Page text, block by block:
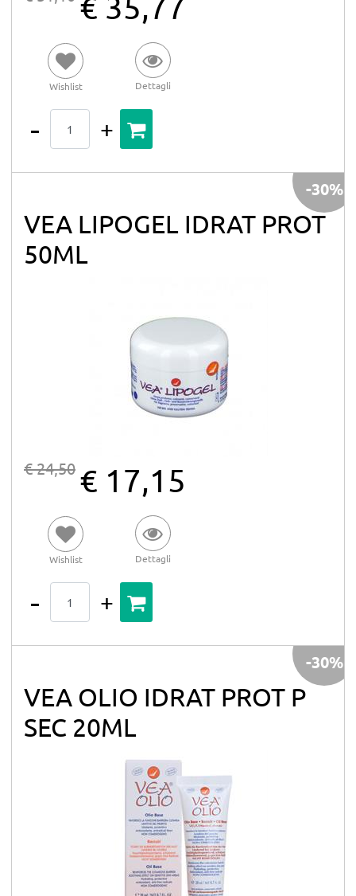
Wishlist Dettagli
VEA LIPOGEL IDRAT PROT
50ML
€ 24,50 € 17,15
Wishlist Dettagli
-30%
VEA OLIO IDRAT PROT P
SEC 20ML
-30%